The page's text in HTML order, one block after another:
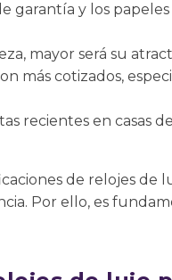
garantía y los
mayor será su
más cotizados,
recientes en casas
de relojes de
Por ello, es